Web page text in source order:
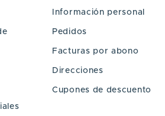
Información personal
Pedidos
Facturas por abono
Direcciones
Cupones de descuento